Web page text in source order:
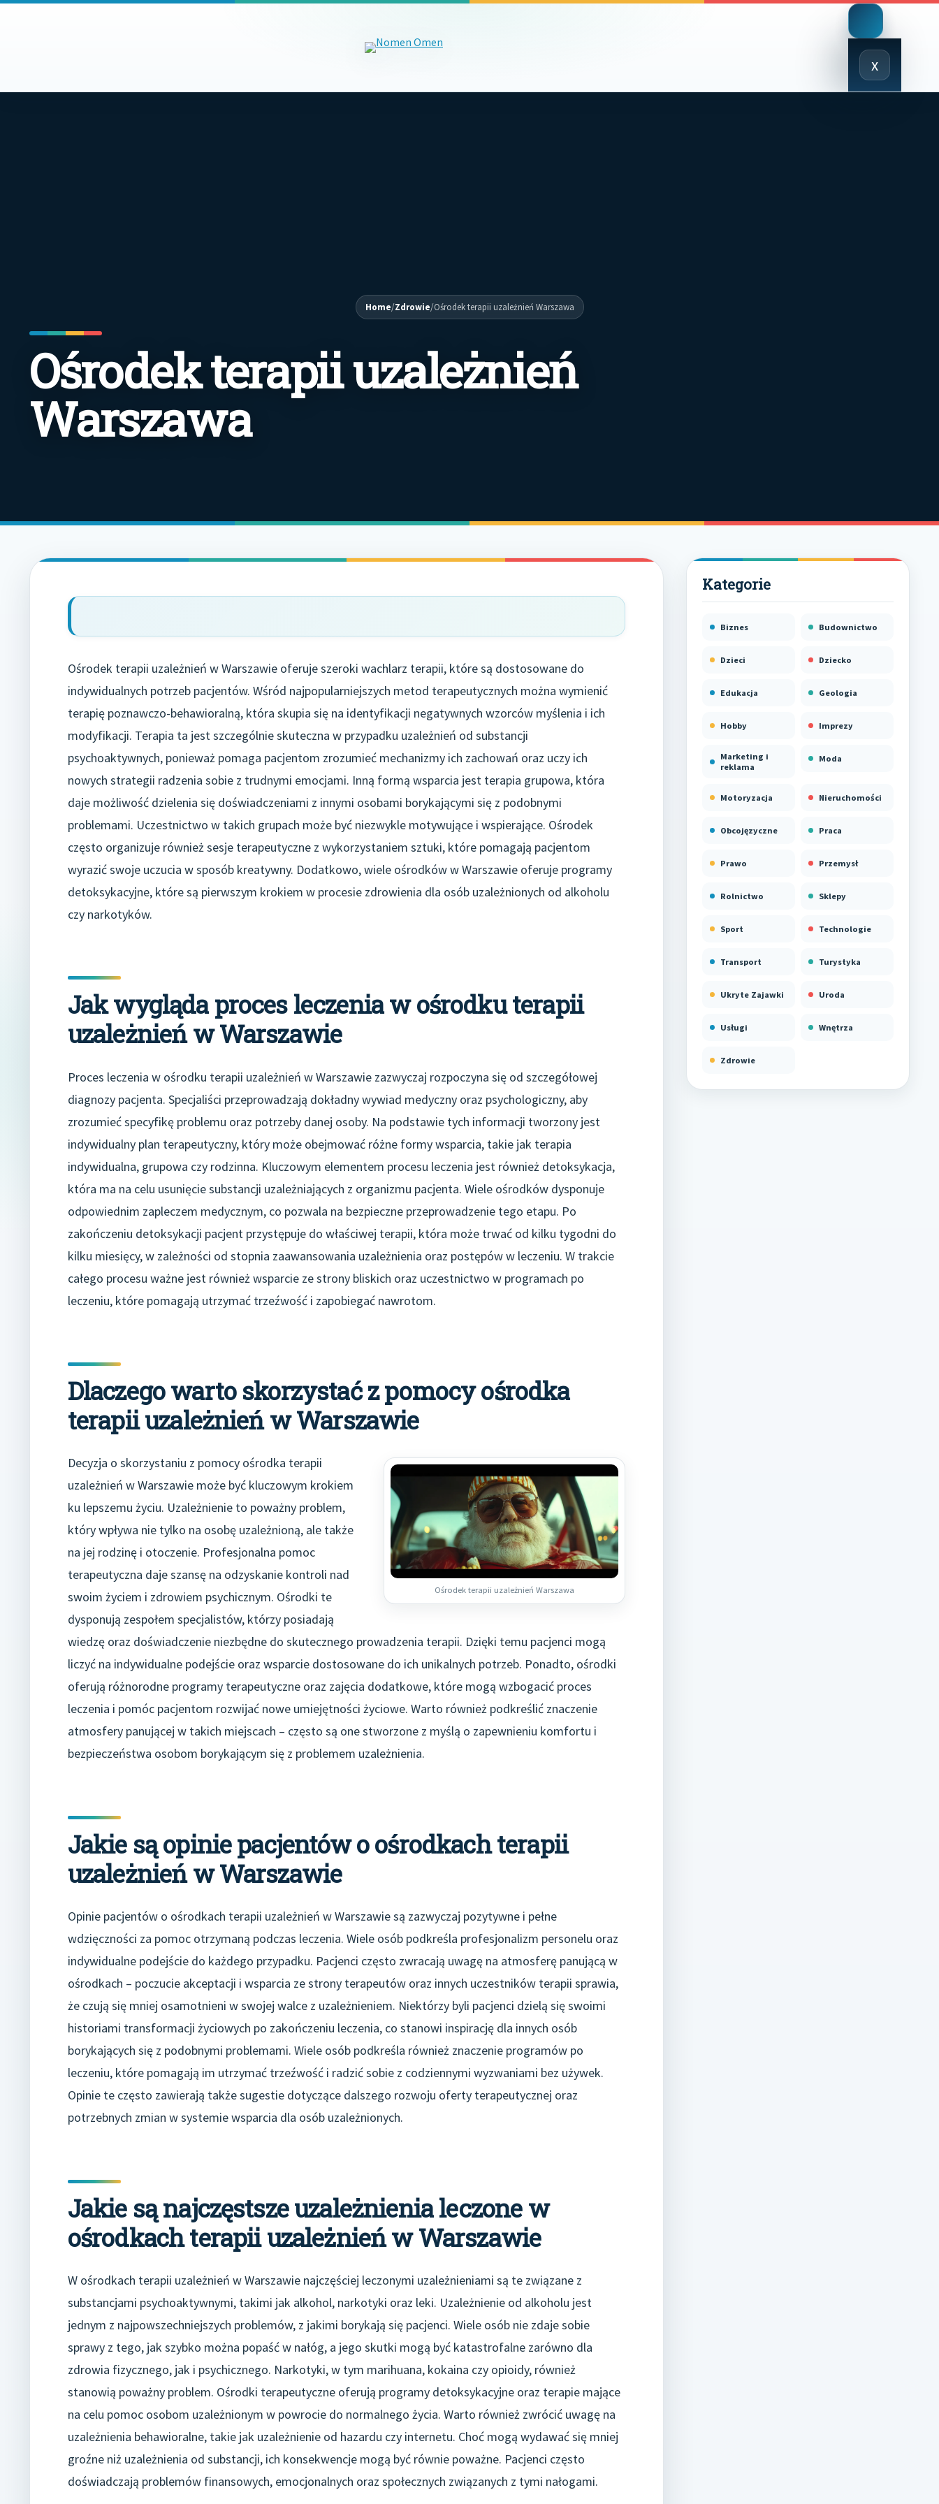
x
Close
Menu
Home/Zdrowie/Ośrodek terapii uzależnień Warszawa
Ośrodek terapii uzależnień
Warszawa
Ośrodek terapii uzależnień w Warszawie oferuje szeroki wachlarz terapii, które są dostosowane do
indywidualnych potrzeb pacjentów. Wśród najpopularniejszych metod terapeutycznych można wymienić
terapię poznawczo-behawioralną, która skupia się na identyfikacji negatywnych wzorców myślenia i ich
modyfikacji. Terapia ta jest szczególnie skuteczna w przypadku uzależnień od substancji
psychoaktywnych, ponieważ pomaga pacjentom zrozumieć mechanizmy ich zachowań oraz uczy ich
nowych strategii radzenia sobie z trudnymi emocjami. Inną formą wsparcia jest terapia grupowa, która
daje możliwość dzielenia się doświadczeniami z innymi osobami borykającymi się z podobnymi
problemami. Uczestnictwo w takich grupach może być niezwykle motywujące i wspierające. Ośrodek
często organizuje również sesje terapeutyczne z wykorzystaniem sztuki, które pomagają pacjentom
wyrazić swoje uczucia w sposób kreatywny. Dodatkowo, wiele ośrodków w Warszawie oferuje programy
detoksykacyjne, które są pierwszym krokiem w procesie zdrowienia dla osób uzależnionych od alkoholu
czy narkotyków.
Jak wygląda proces leczenia w ośrodku terapii
uzależnień w Warszawie
Proces leczenia w ośrodku terapii uzależnień w Warszawie zazwyczaj rozpoczyna się od szczegółowej
diagnozy pacjenta. Specjaliści przeprowadzają dokładny wywiad medyczny oraz psychologiczny, aby
zrozumieć specyfikę problemu oraz potrzeby danej osoby. Na podstawie tych informacji tworzony jest
indywidualny plan terapeutyczny, który może obejmować różne formy wsparcia, takie jak terapia
indywidualna, grupowa czy rodzinna. Kluczowym elementem procesu leczenia jest również detoksykacja,
która ma na celu usunięcie substancji uzależniających z organizmu pacjenta. Wiele ośrodków dysponuje
odpowiednim zapleczem medycznym, co pozwala na bezpieczne przeprowadzenie tego etapu. Po
zakończeniu detoksykacji pacjent przystępuje do właściwej terapii, która może trwać od kilku tygodni do
kilku miesięcy, w zależności od stopnia zaawansowania uzależnienia oraz postępów w leczeniu. W trakcie
całego procesu ważne jest również wsparcie ze strony bliskich oraz uczestnictwo w programach po
leczeniu, które pomagają utrzymać trzeźwość i zapobiegać nawrotom.
Dlaczego warto skorzystać z pomocy ośrodka
terapii uzależnień w Warszawie
Ośrodek terapii uzależnień Warszawa
Decyzja o skorzystaniu z pomocy ośrodka terapii
uzależnień w Warszawie może być kluczowym krokiem
ku lepszemu życiu. Uzależnienie to poważny problem,
który wpływa nie tylko na osobę uzależnioną, ale także
na jej rodzinę i otoczenie. Profesjonalna pomoc
terapeutyczna daje szansę na odzyskanie kontroli nad
swoim życiem i zdrowiem psychicznym. Ośrodki te
dysponują zespołem specjalistów, którzy posiadają
wiedzę oraz doświadczenie niezbędne do skutecznego prowadzenia terapii. Dzięki temu pacjenci mogą
liczyć na indywidualne podejście oraz wsparcie dostosowane do ich unikalnych potrzeb. Ponadto, ośrodki
oferują różnorodne programy terapeutyczne oraz zajęcia dodatkowe, które mogą wzbogacić proces
leczenia i pomóc pacjentom rozwijać nowe umiejętności życiowe. Warto również podkreślić znaczenie
atmosfery panującej w takich miejscach – często są one stworzone z myślą o zapewnieniu komfortu i
bezpieczeństwa osobom borykającym się z problemem uzależnienia.
Jakie są opinie pacjentów o ośrodkach terapii
uzależnień w Warszawie
Opinie pacjentów o ośrodkach terapii uzależnień w Warszawie są zazwyczaj pozytywne i pełne
wdzięczności za pomoc otrzymaną podczas leczenia. Wiele osób podkreśla profesjonalizm personelu oraz
indywidualne podejście do każdego przypadku. Pacjenci często zwracają uwagę na atmosferę panującą w
ośrodkach – poczucie akceptacji i wsparcia ze strony terapeutów oraz innych uczestników terapii sprawia,
że czują się mniej osamotnieni w swojej walce z uzależnieniem. Niektórzy byli pacjenci dzielą się swoimi
historiami transformacji życiowych po zakończeniu leczenia, co stanowi inspirację dla innych osób
borykających się z podobnymi problemami. Wiele osób podkreśla również znaczenie programów po
leczeniu, które pomagają im utrzymać trzeźwość i radzić sobie z codziennymi wyzwaniami bez używek.
Opinie te często zawierają także sugestie dotyczące dalszego rozwoju oferty terapeutycznej oraz
potrzebnych zmian w systemie wsparcia dla osób uzależnionych.
Jakie są najczęstsze uzależnienia leczone w
ośrodkach terapii uzależnień w Warszawie
W ośrodkach terapii uzależnień w Warszawie najczęściej leczonymi uzależnieniami są te związane z
substancjami psychoaktywnymi, takimi jak alkohol, narkotyki oraz leki. Uzależnienie od alkoholu jest
jednym z najpowszechniejszych problemów, z jakimi borykają się pacjenci. Wiele osób nie zdaje sobie
sprawy z tego, jak szybko można popaść w nałóg, a jego skutki mogą być katastrofalne zarówno dla
zdrowia fizycznego, jak i psychicznego. Narkotyki, w tym marihuana, kokaina czy opioidy, również
stanowią poważny problem. Ośrodki terapeutyczne oferują programy detoksykacyjne oraz terapie mające
na celu pomoc osobom uzależnionym w powrocie do normalnego życia. Warto również zwrócić uwagę na
uzależnienia behawioralne, takie jak uzależnienie od hazardu czy internetu. Choć mogą wydawać się mniej
groźne niż uzależnienia od substancji, ich konsekwencje mogą być równie poważne. Pacjenci często
doświadczają problemów finansowych, emocjonalnych oraz społecznych związanych z tymi nałogami.
Biznes Budownictwo
Dzieci Dziecko
Edukacja Geologia
Hobby Imprezy
Marketing i
reklama
Moda
Motoryzacja Nieruchomości
Obcojęzyczne Praca
Prawo Przemysł
Rolnictwo Sklepy
Sport Technologie
Transport Turystyka
Ukryte Zajawki Uroda
Usługi Wnętrza
Zdrowie